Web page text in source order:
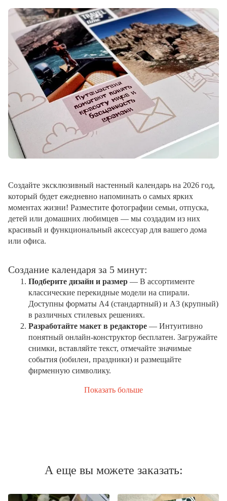
Создайте эксклюзивный настенный календарь на 2026 год,
который будет ежедневно напоминать о самых ярких
моментах жизни! Разместите фотографии семьи, отпуска,
детей или домашних любимцев — мы создадим из них
красивый и функциональный аксессуар для вашего дома
или офиса.
Создание календаря за 5 минут:
Подберите дизайн и размер — В ассортименте
классические перекидные модели на спирали.
Доступны форматы А4 (стандартный) и А3 (крупный)
в различных стилевых решениях.
Разработайте макет в редакторе — Интуитивно
понятный онлайн-конструктор бесплатен. Загружайте
снимки, вставляйте текст, отмечайте значимые
события (юбилеи, праздники) и размещайте
фирменную символику.
Показать больше
А еще вы можете заказать: